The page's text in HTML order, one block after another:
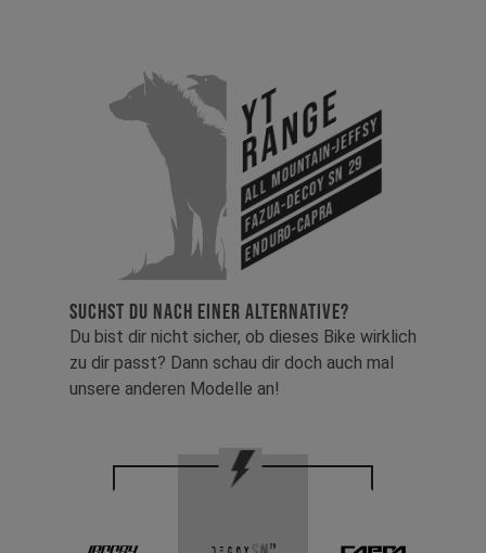
YT
Range
All Mountain-Jeffsy
Fazua-Decoy SN 29
Enduro-Capra
SUCHST DU NACH EINER ALTERNATIVE?
Du bist dir nicht sicher, ob dieses Bike wirklich
zu dir passt? Dann schau dir doch auch mal
unsere anderen Modelle an!